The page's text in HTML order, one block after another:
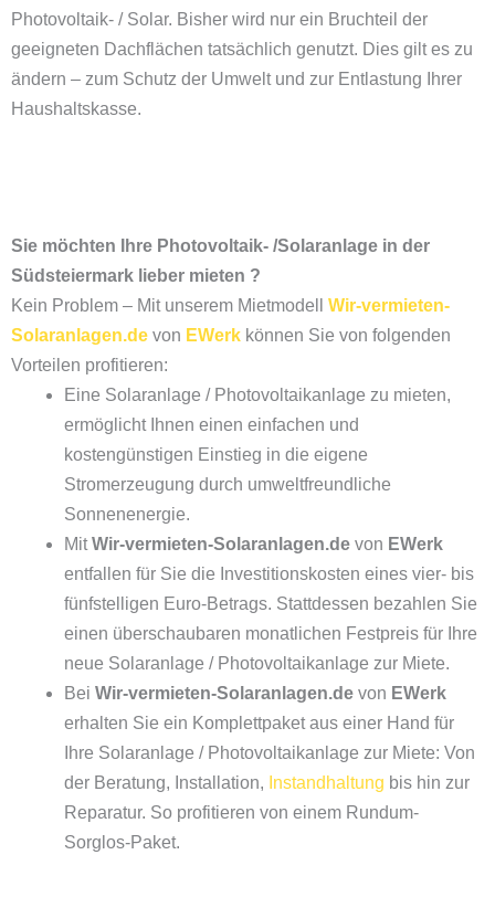
Photovoltaik- / Solar. Bisher wird nur ein Bruchteil der
geeigneten Dachflächen tatsächlich genutzt. Dies gilt es zu
ändern – zum Schutz der Umwelt und zur Entlastung Ihrer
Haushaltskasse.
Sie möchten Ihre Photovoltaik- /Solaranlage in der
Südsteiermark lieber mieten ?
Kein Problem – Mit unserem Mietmodell Wir-vermieten-
Solaranlagen.de von EWerk können Sie von folgenden
Vorteilen profitieren:
Eine Solaranlage / Photovoltaikanlage zu mieten,
ermöglicht Ihnen einen einfachen und
kostengünstigen Einstieg in die eigene
Stromerzeugung durch umweltfreundliche
Sonnenenergie.
MitWir-vermieten-Solaranlagen.de von EWerk
entfallen für Sie die Investitionskosten eines vier- bis
fünfstelligen Euro-Betrags. Stattdessen bezahlen Sie
einen überschaubaren monatlichen Festpreis für Ihre
neue Solaranlage / Photovoltaikanlage zur Miete.
Bei Wir-vermieten-Solaranlagen.de von EWerk
erhalten Sie ein Komplettpaket aus einer Hand für
Ihre Solaranlage / Photovoltaikanlage zur Miete: Von
der Beratung, Installation, Instandhaltung bis hin zur
Reparatur. So profitieren von einem Rundum-
Sorglos-Paket.